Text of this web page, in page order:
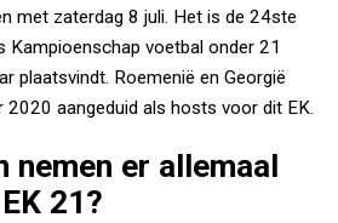
met zaterdag 8 juli. Het is de 24ste
Kampioenschap voetbal onder 21
plaatsvindt. Roemenië en Georgië
2020 aangeduid als hosts voor dit EK.
nemen er allemaal
21?